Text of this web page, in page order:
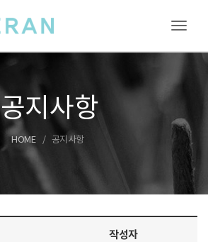
공지사항
HOME 공지사항
작성자